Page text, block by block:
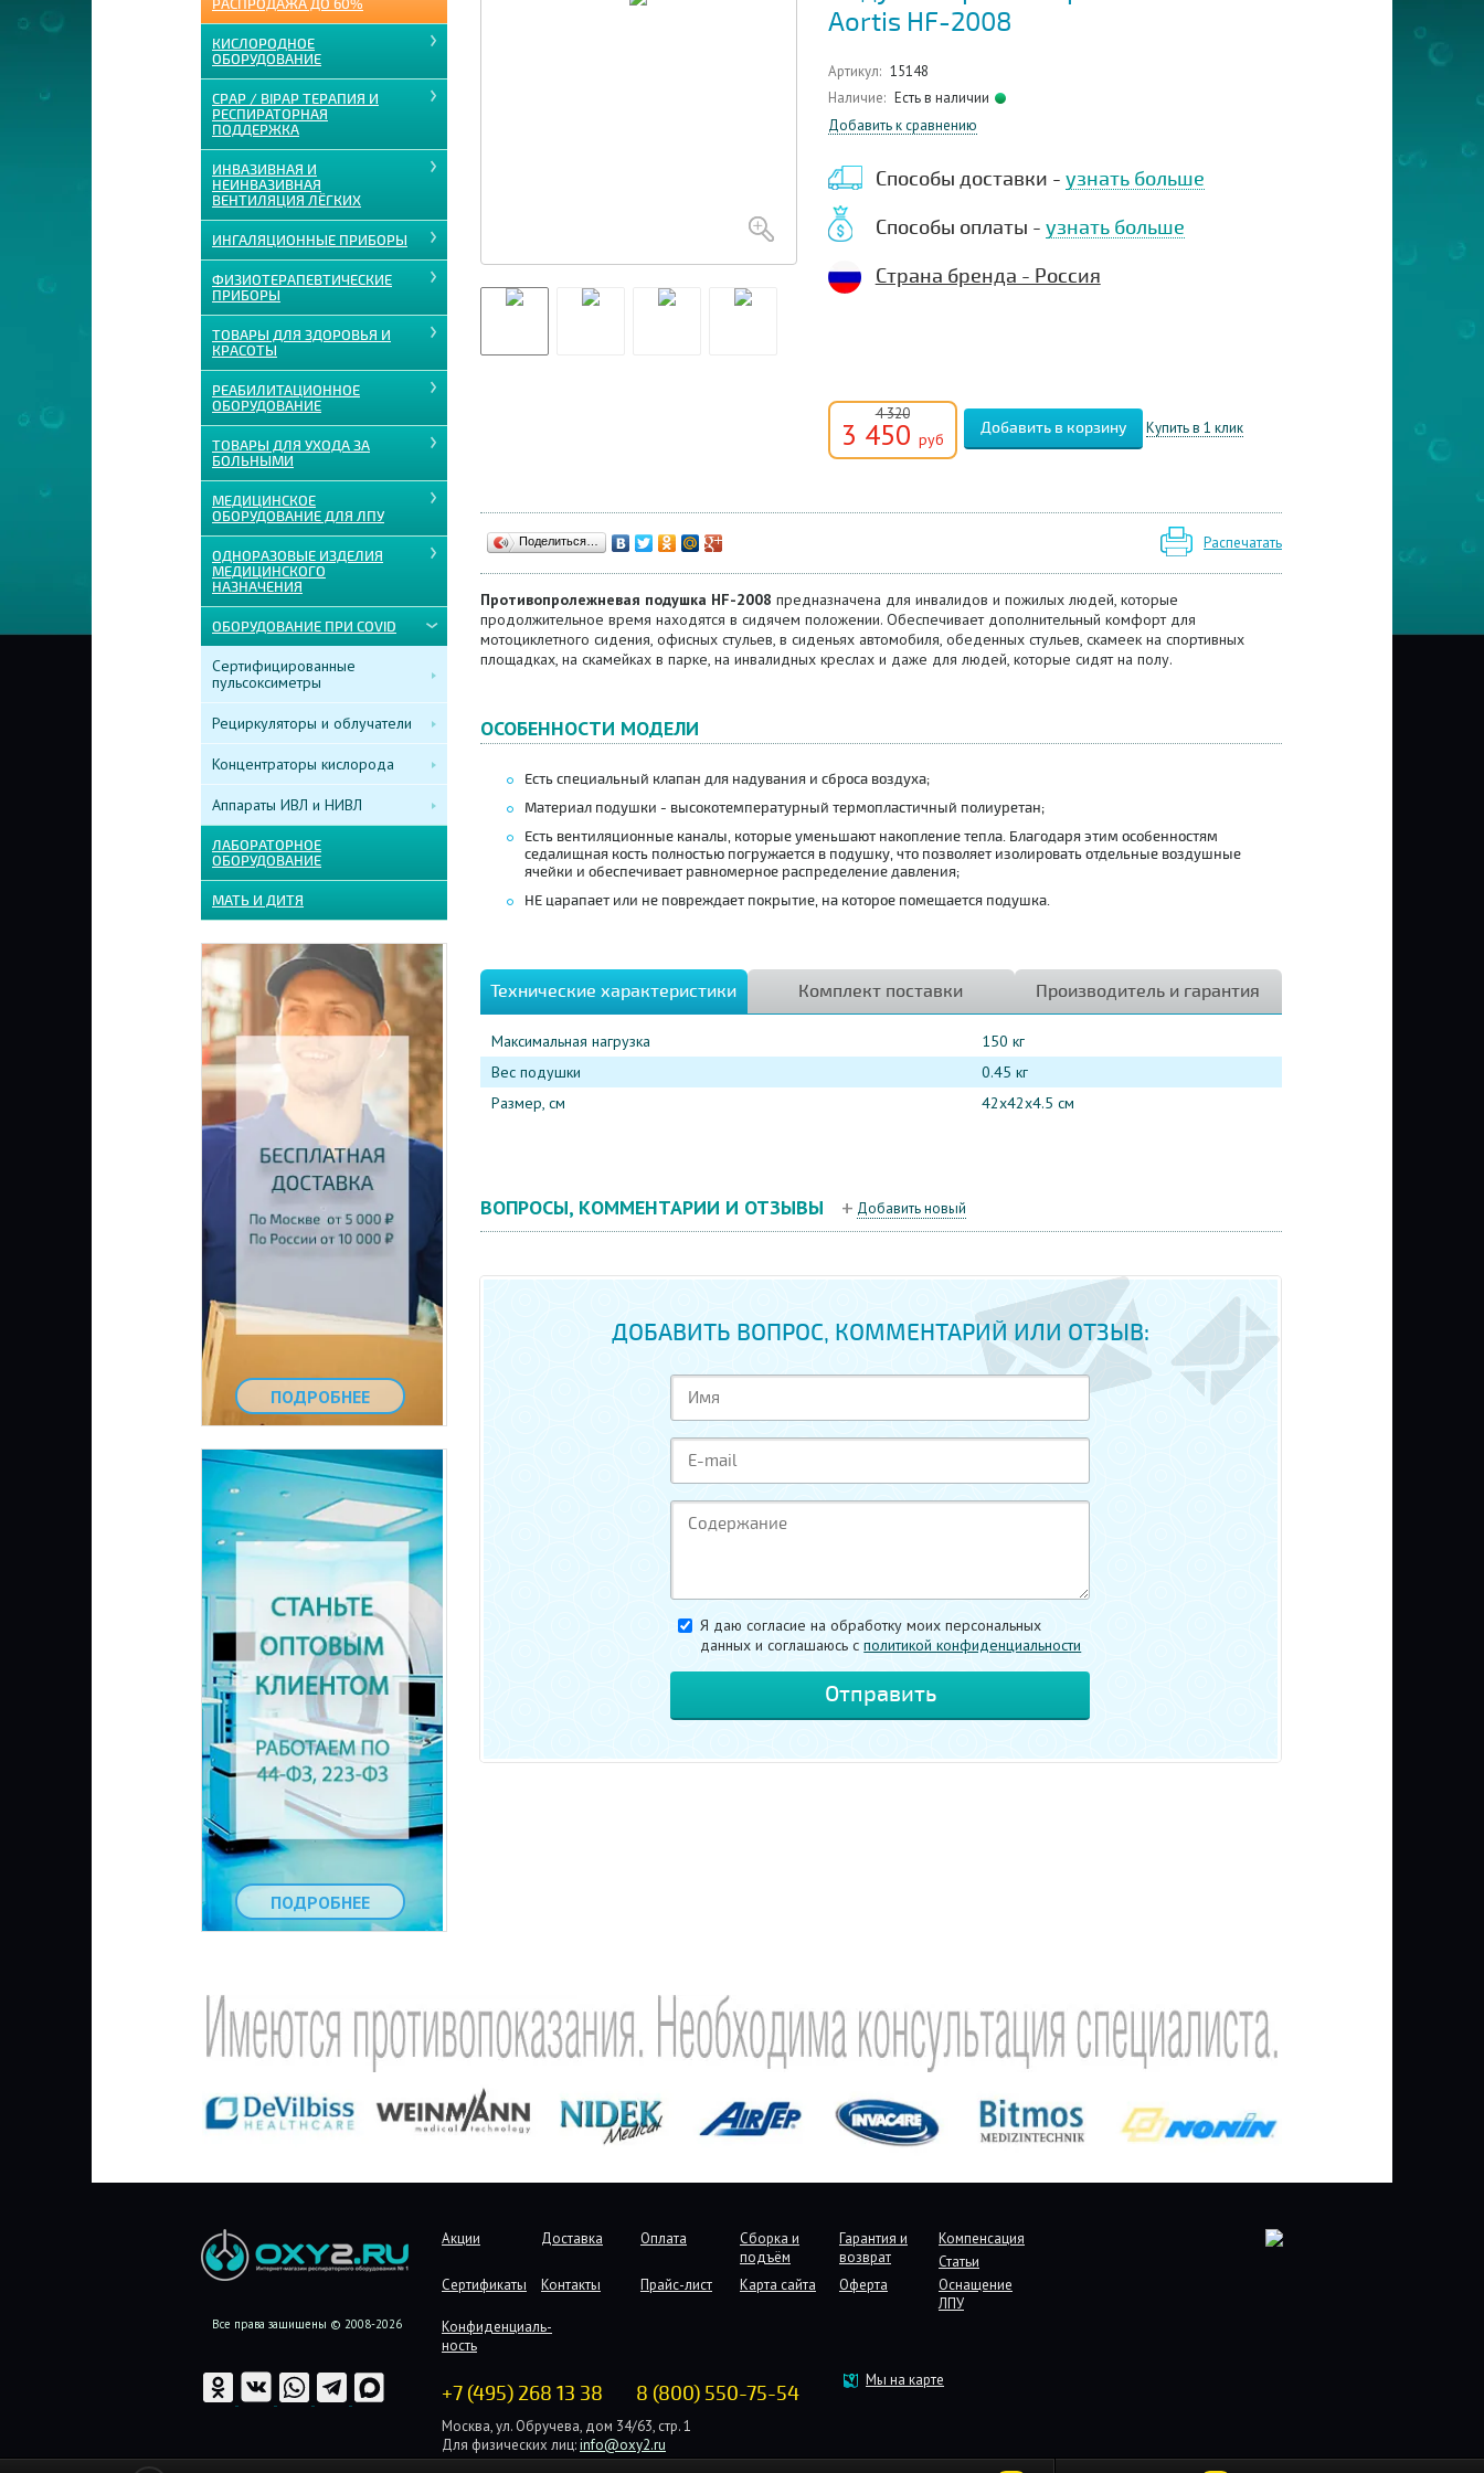
РАСПРОДАЖА ДО 60%
КИСЛОРОДНОЕ
ОБОРУДОВАНИЕ
CPAP / BIPAP ТЕРАПИЯ И
РЕСПИРАТОРНАЯ
ПОДДЕРЖКА
ИНВАЗИВНАЯ И
НЕИНВАЗИВНАЯ
ВЕНТИЛЯЦИЯ ЛЁГКИХ
ИНГАЛЯЦИОННЫЕ ПРИБОРЫ
ФИЗИОТЕРАПЕВТИЧЕСКИЕ
ПРИБОРЫ
ТОВАРЫ ДЛЯ ЗДОРОВЬЯ И
КРАСОТЫ
РЕАБИЛИТАЦИОННОЕ
ОБОРУДОВАНИЕ
ТОВАРЫ ДЛЯ УХОДА ЗА
БОЛЬНЫМИ
МЕДИЦИНСКОЕ
ОБОРУДОВАНИЕ ДЛЯ ЛПУ
ОДНОРАЗОВЫЕ ИЗДЕЛИЯ
МЕДИЦИНСКОГО
НАЗНАЧЕНИЯ
ОБОРУДОВАНИЕ ПРИ COVID
Сертифицированные
пульсоксиметры
Рециркуляторы и облучатели
Концентраторы кислорода
Аппараты ИВЛ и НИВЛ
ЛАБОРАТОРНОЕ
ОБОРУДОВАНИЕ
МАТЬ И ДИТЯ
ПОДРОБНЕЕ
ПОДРОБНЕЕ
Aortis HF-2008
Артикул: 15148
Наличие: Есть в наличии
Добавить к сравнению
Способы доставки - узнать больше
Способы оплаты - узнать больше
Страна бренда - Россия
4 320
3 450 руб
Купить в 1 клик
Поделиться… Распечатать
Противопролежневая подушка HF-2008 предназначена для инвалидов и пожилых людей, которые
продолжительное время находятся в сидячем положении. Обеспечивает дополнительный комфорт для
мотоциклетного сидения, офисных стульев, в сиденьях автомобиля, обеденных стульев, скамеек на спортивных
площадках, на скамейках в парке, на инвалидных креслах и даже для людей, которые сидят на полу.
ОСОБЕННОСТИ МОДЕЛИ
Есть специальный клапан для надувания и сброса воздуха;
Материал подушки - высокотемпературный термопластичный полиуретан;
Есть вентиляционные каналы, которые уменьшают накопление тепла. Благодаря этим особенностям
седалищная кость полностью погружается в подушку, что позволяет изолировать отдельные воздушные
ячейки и обеспечивает равномерное распределение давления;
НЕ царапает или не повреждает покрытие, на которое помещается подушка.
Технические характеристики Комплект поставки Производитель и гарантия
Максимальная нагрузка
150 кг
Вес подушки
0.45 кг
Размер, см
42х42х4.5 см
ВОПРОСЫ, КОММЕНТАРИИ И ОТЗЫВЫ Добавить новый
ДОБАВИТЬ ВОПРОС, КОММЕНТАРИЙ ИЛИ ОТЗЫВ:
Я даю согласие на обработку моих персональных
данных и соглашаюсь cполитикой конфиденциальности
Все права защищены © 2008-2026
Акции Доставка Оплата
Сборка и
подъём
Гарантия и
возврат
Компенсация
Статьи
Сертификаты
Контакты Прайс-лист Карта сайта Оферта
Оснащение
ЛПУ
Конфиденциаль-
ность
+7 (495) 268 13 38 8 (800) 550-75-54
Москва, ул. Обручева, дом 34/63, стр. 1
Для физических лиц:info@oxy2.ru
Для юридических лиц:b2b@oxy2.ru
Мы на карте